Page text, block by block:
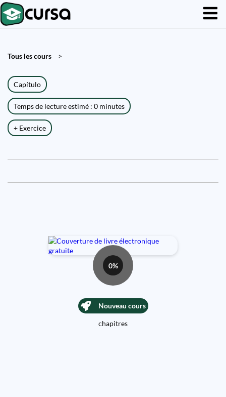
Tous les cours >
Capítulo
Temps de lecture estimé : 0 minutes
+ Exercice
0%
Nouveau cours
chapitres